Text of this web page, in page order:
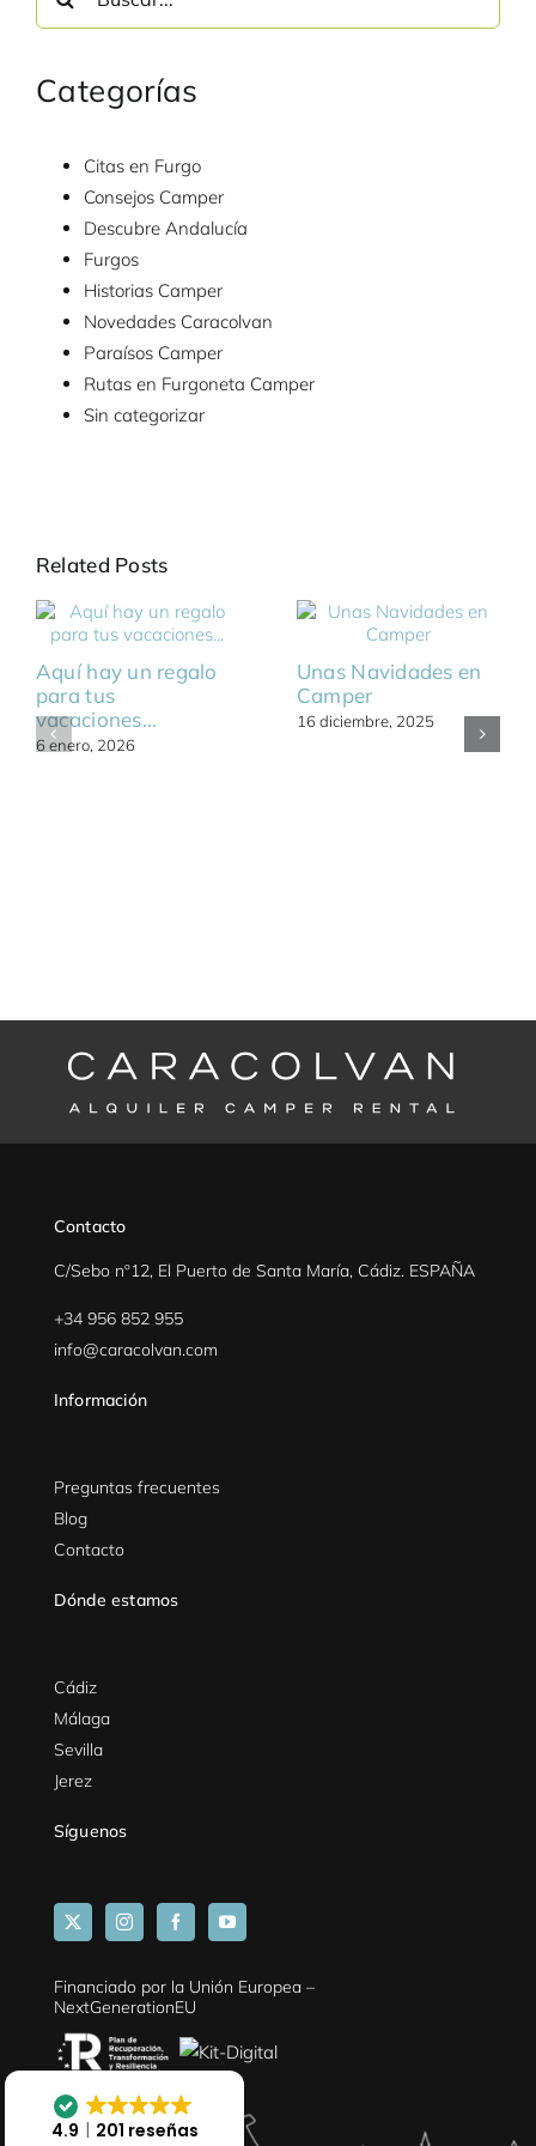
Categorías
Citas en Furgo
Consejos Camper
Descubre Andalucía
Furgos
Historias Camper
Novedades Caracolvan
Paraísos Camper
Rutas en Furgoneta Camper
Sin categorizar
Related Posts
Aquí hay un regalo
para tus
vacaciones...
6 enero, 2026
Unas Navidades en
Camper
16 diciembre, 2025
Contacto
C/Sebo nº12, El Puerto de Santa María, Cádiz. ESPAÑA
+34 956 852 955
info@caracolvan.com
Información
Preguntas frecuentes
Blog
Contacto
Dónde estamos
Cádiz
Málaga
Sevilla
Jerez
Síguenos
Financiado por la Unión Europea –
NextGenerationEU
4.9 201 reseñas